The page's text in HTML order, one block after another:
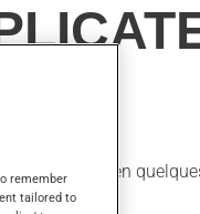
son action en
remember
tailored to